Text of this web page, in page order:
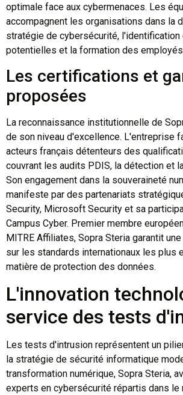
optimale face aux cybermenaces. Les
accompagnent les organisations dans la
stratégie de cybersécurité, l'identification
potentielles et la formation des
Les certifications et
proposées
La reconnaissance institutionnelle de
de son niveau d'excellence. L'entreprise
acteurs français détenteurs des
couvrant les audits PDIS, la détection et
Son engagement dans la souveraineté
manifeste par des partenariats
Security, Microsoft Security et sa
Campus Cyber. Premier membre
MITRE Affiliates, Sopra Steria garantit
sur les standards internationaux les plus
matière de protection des données.
L'innovation
service des tests
Les tests d'intrusion représentent un
la stratégie de sécurité informatique
transformation numérique, Sopra Steria,
experts en cybersécurité répartis dans le